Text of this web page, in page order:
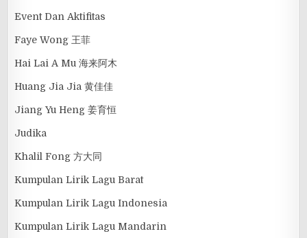
Event Dan Aktifitas
Faye Wong 王菲
Hai Lai A Mu 海来阿木
Huang Jia Jia 黄佳佳
Jiang Yu Heng 姜育恒
Judika
Khalil Fong 方大同
Kumpulan Lirik Lagu Barat
Kumpulan Lirik Lagu Indonesia
Kumpulan Lirik Lagu Mandarin